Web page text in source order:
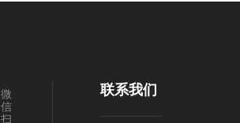
微
信
扫
联系我们